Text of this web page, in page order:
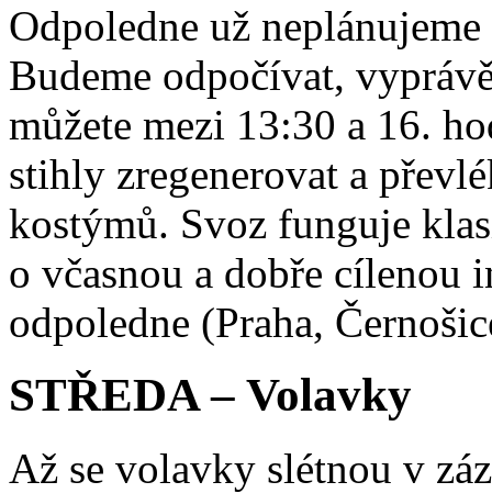
Odpoledne už
Budeme odpočívat,
můžete mezi 13:30 a 16.
stihly zregenerovat a
kostýmů. Svoz funguje
o včasnou a dobře cílenou
odpoledne (Praha,
STŘEDA – Volavky
Až se volavky slétnou v